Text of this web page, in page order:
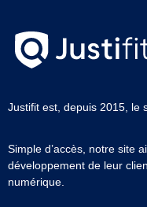
Justifit est, depuis 2015, le
Simple d’accès, notre site
développement de leur
numérique.